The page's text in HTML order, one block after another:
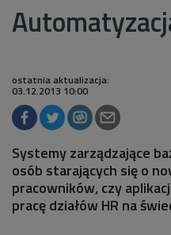
ostatnia aktualizacja:
03.12.2013 10:00
Systemy zarządzające
osób starających się o
pracowników, czy
pracę działów HR na